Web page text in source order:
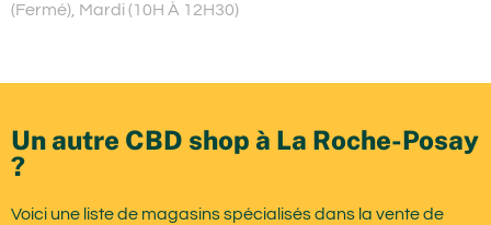
(Fermé), Mardi (10H À 12H30)
Un autre CBD shop à La Roche-Posay
?
Voici une liste de magasins spécialisés dans la vente de